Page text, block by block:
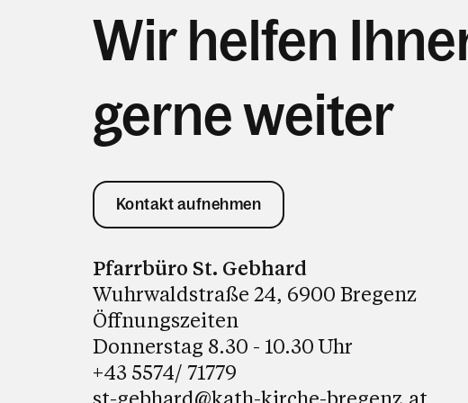
Wir helfen
gerne weiter
Kontakt aufnehmen
Pfarrbüro St. Gebhard
Wuhrwaldstraße 24, 6900 Bregenz
Öffnungszeiten
Donnerstag 8.30 - 10.30 Uhr
+43 5574/ 71779
st-gebhard@kath-kirche-bregenz.at